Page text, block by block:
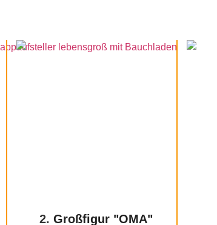
2.Großfigur "OMA"